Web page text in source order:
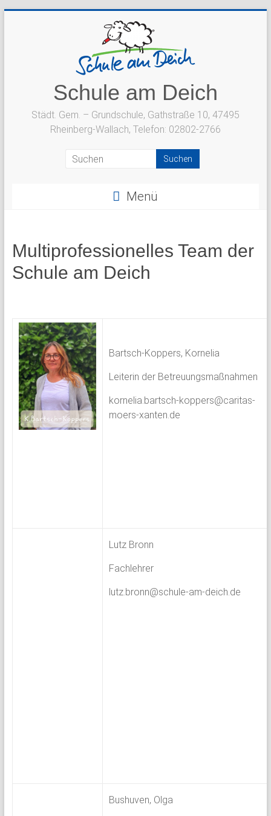
Schule am Deich
Städt. Gem. – Grundschule, Gathstraße 10, 47495
Rheinberg-Wallach, Telefon: 02802-2766
Menü
Multiprofessionelles Team der
Schule am Deich
Bartsch-Koppers, Kornelia
Leiterin der Betreuungsmaßnahmen
kornelia.bartsch-koppers@caritas-
moers-xanten.de
Lutz Bronn
Fachlehrer
lutz.bronn@schule-am-deich.de
Bushuven, Olga